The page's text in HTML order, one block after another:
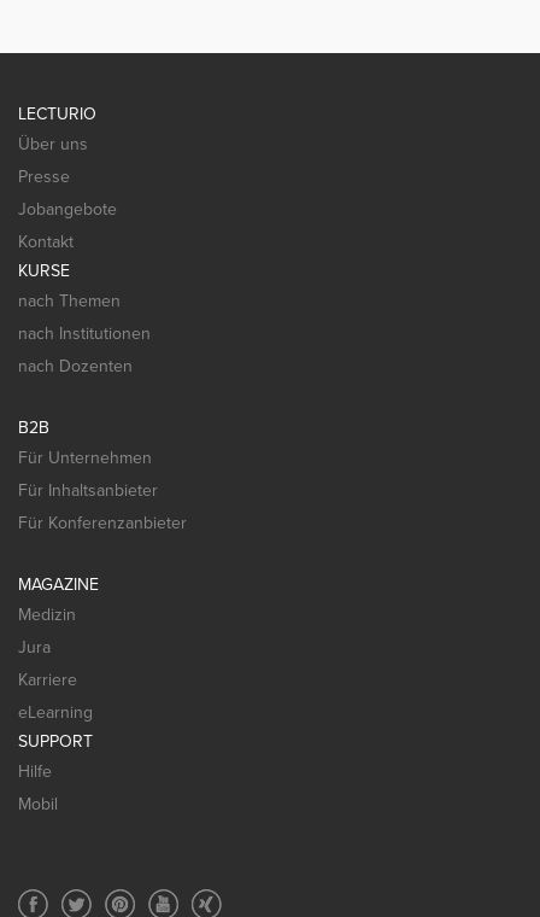
LECTURIO
Über uns
Presse
Jobangebote
Kontakt
KURSE
nach Themen
nach Institutionen
nach Dozenten
B2B
Für Unternehmen
Für Inhaltsanbieter
Für Konferenzanbieter
MAGAZINE
Medizin
Jura
Karriere
eLearning
SUPPORT
Hilfe
Mobil